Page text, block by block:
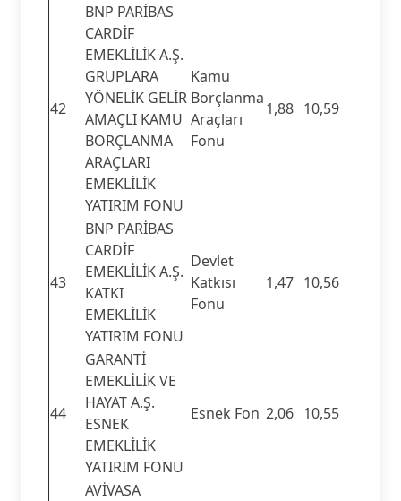
42
BNP PARİBAS
CARDİF
EMEKLİLİK A.Ş.
GRUPLARA
YÖNELİK GELİR
AMAÇLI KAMU
BORÇLANMA
ARAÇLARI
EMEKLİLİK
YATIRIM FONU
Kamu
Borçlanma
Araçları
Fonu
1,88 10,59
43
BNP PARİBAS
CARDİF
EMEKLİLİK A.Ş.
KATKI
EMEKLİLİK
YATIRIM FONU
Devlet
Katkısı
Fonu
1,47 10,56
44
GARANTİ
EMEKLİLİK VE
HAYAT A.Ş.
ESNEK
EMEKLİLİK
YATIRIM FONU
Esnek Fon 2,06 10,55
AVİVASA